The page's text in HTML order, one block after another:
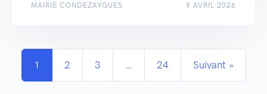
MAIRIE CONDEZAYGUES 9 AVRIL 2026
1 2 3 … 24 Suivant »